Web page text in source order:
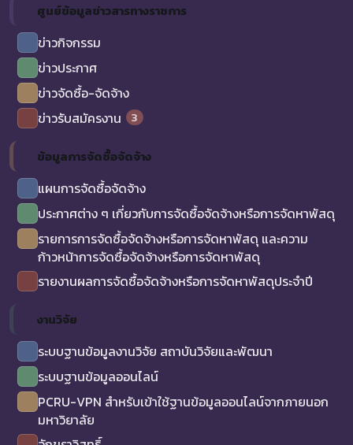
ศูนย์ข้อมูลข่าวสารทางราชการ
ข่าวกิจกรรม
ข่าวประกาศ
ข่าวจัดซื้อ-จัดจ้าง
ข่าวรับสมัครงาน
3
ข้อมูลการจัดซื้อจัดจ้าง
แผนการจัดซื้อจัดจ้าง
ประกาศต่าง ๆ เกี่ยวกับการจัดซื้อจัดจ้างหรือการจัดหาพัสดุ
รายการการจัดซื้อจัดจ้างหรือการจัดหาพัสดุ และความ
ก้าวหน้าการจัดซื้อจัดจ้างหรือการจัดหาพัสดุ
รายงานผลการจัดซื้อจัดจ้างหรือการจัดหาพัสดุประจำปี
งานวิจัย
ระบบฐานข้อมูลงานวิจัย สถาบันวิจัยและพัฒนา
ระบบฐานข้อมูลออนไลน์
PCRU-VPN สำหรับเข้าใช้ฐานข้อมูลออนไลน์จากภายนอก
มหาวิยาลัย